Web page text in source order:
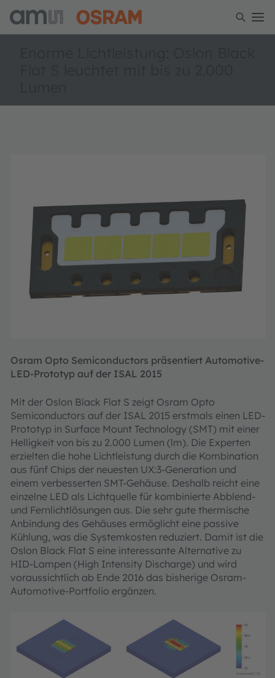
Osram Opto Semiconductors präsentiert Automotive-
LED-Prototyp auf der ISAL 2015
Mit der Oslon Black Flat S zeigt Osram Opto
Semiconductors auf der ISAL 2015 erstmals einen LED-
Prototyp in Surface Mount Technology (SMT) mit einer
Helligkeit von bis zu 2.000 Lumen (lm). Die Experten
erzielten die hohe Lichtleistung durch die Kombination
aus fünf Chips der neuesten UX:3-Generation und
einem verbesserten SMT-Gehäuse. Deshalb reicht eine
einzelne LED als Lichtquelle für kombinierte Abblend-
und Fernlichtlösungen aus. Die sehr gute thermische
Anbindung des Gehäuses ermöglicht eine passive
Kühlung, was die Systemkosten reduziert. Damit ist die
Oslon Black Flat S eine interessante Alternative zu
HID-Lampen (High Intensity Discharge) und wird
voraussichtlich ab Ende 2016 das bisherige Osram-
Automotive-Portfolio ergänzen.